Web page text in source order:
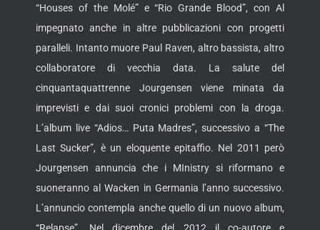
“Houses of the Molé” e “Rio Grande Blood”, con Al
impegnato anche in altre pubblicazioni con progetti
paralleli. Intanto muore Paul Raven, altro bassista, altro
collaboratore di vecchia data. La salute del
cinquantaquattrenne Jourgensen viene minata da
imprevisti e dai suoi cronici problemi con la droga.
L’album live “Adios… Puta Madres”, successivo a “The
Last Sucker”, è un eloquente epitaffio. Nel 2011 però
Jourgensen annuncia che i MInistry si riformano e
suoneranno al Wacken in Germania l’anno successivo.
L’annuncio contempla anche quello di un nuovo album,